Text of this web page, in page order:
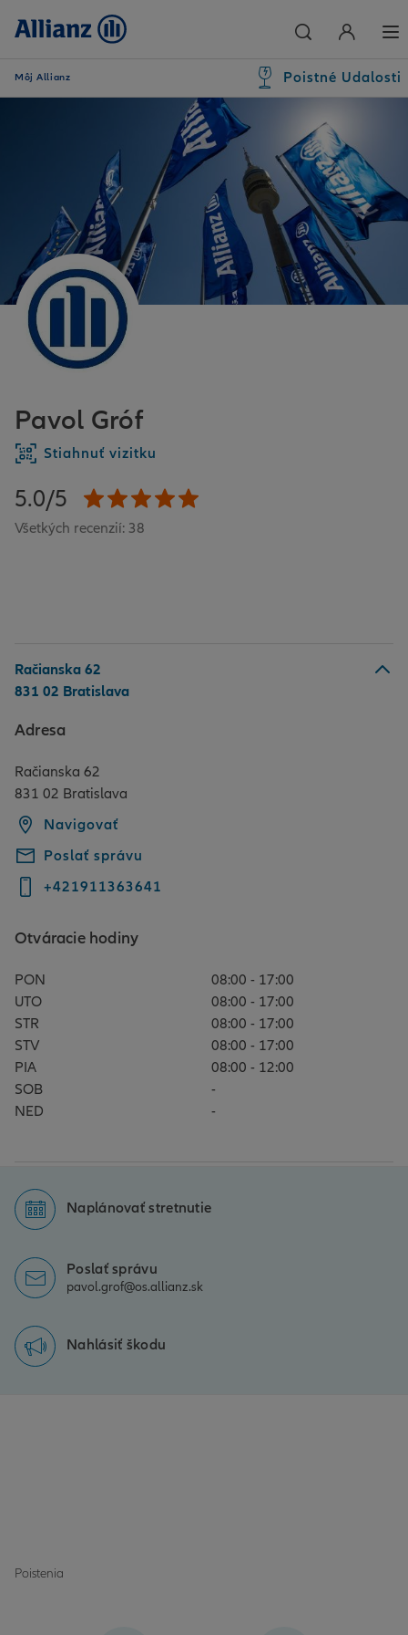
Môj Allianz Poistné Udalosti
Pavol Gróf
Stiahnuť vizitku
5.0/5
Všetkých recenzií: 38
Račianska 62
831 02 Bratislava
Adresa
Račianska 62
831 02 Bratislava
Navigovať
Poslať správu
+421911363641
Otváracie hodiny
PON
08:00 - 17:00
UTO
08:00 - 17:00
STR
08:00 - 17:00
STV
08:00 - 17:00
PIA
08:00 - 12:00
SOB
-
NED
-
Naplánovať stretnutie
Poslať správu
pavol.grof@os.allianz.sk
Nahlásiť škodu
Poistenia